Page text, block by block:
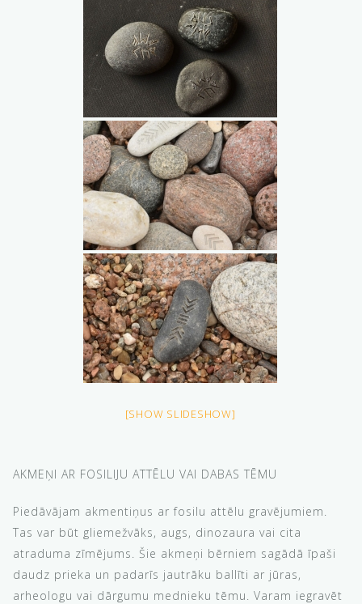
[SHOW SLIDESHOW]
AKMEŅI AR FOSILIJU ATTĒLU VAI DABAS TĒMU
Piedāvājam akmentiņus ar fosilu attēlu gravējumiem.
Tas var būt gliemežvāks, augs, dinozaura vai cita
atraduma zīmējums. Šie akmeņi bērniem sagādā īpaši
daudz prieka un padarīs jautrāku ballīti ar jūras,
arheologu vai dārgumu mednieku tēmu. Varam iegravēt